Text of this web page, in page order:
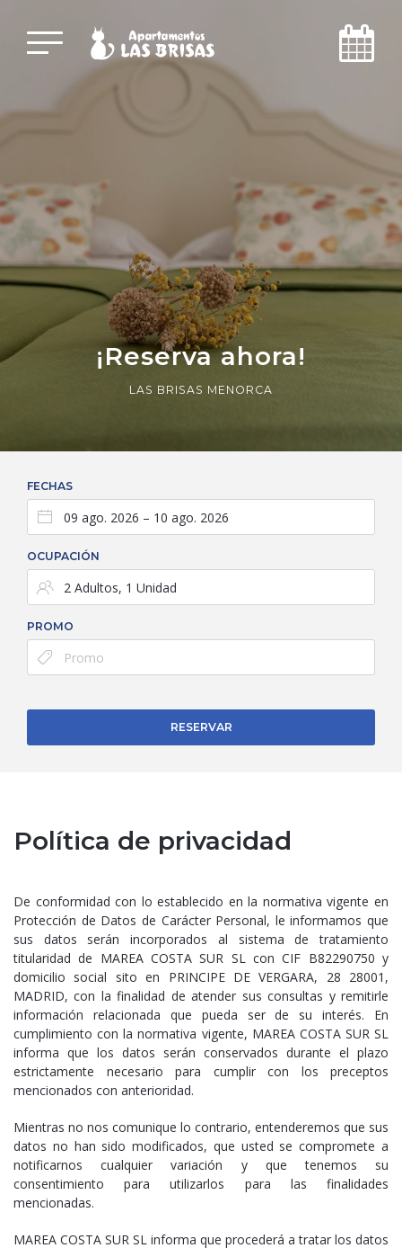
¡Reserva ahora!
LAS BRISAS MENORCA
FECHAS
OCUPACIÓN
PROMO
RESERVAR
Política de privacidad
De conformidad con lo establecido en la normativa vigente en
Protección de Datos de Carácter Personal, le informamos que
sus datos serán incorporados al sistema de tratamiento
titularidad de MAREA COSTA SUR SL con CIF B82290750 y
domicilio social sito en PRINCIPE DE VERGARA, 28 28001,
MADRID, con la finalidad de atender sus consultas y remitirle
información relacionada que pueda ser de su interés. En
cumplimiento con la normativa vigente, MAREA COSTA SUR SL
informa que los datos serán conservados durante el plazo
estrictamente necesario para cumplir con los preceptos
mencionados con anterioridad.
Mientras no nos comunique lo contrario, entenderemos que sus
datos no han sido modificados, que usted se compromete a
notificarnos cualquier variación y que tenemos su
consentimiento para utilizarlos para las finalidades
mencionadas.
MAREA COSTA SUR SL informa que procederá a tratar los datos